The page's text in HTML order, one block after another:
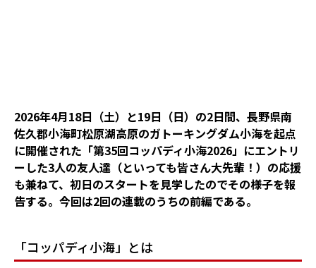
2026年4月18日（土）と19日（日）の2日間、長野県南
佐久郡小海町松原湖高原のガトーキングダム小海を起点
に開催された「第35回コッパディ小海2026」にエントリ
ーした3人の友人達（といっても皆さん大先輩！）の応援
も兼ねて、初日のスタートを見学したのでその様子を報
告する。今回は2回の連載のうちの前編である。
「コッパディ小海」とは